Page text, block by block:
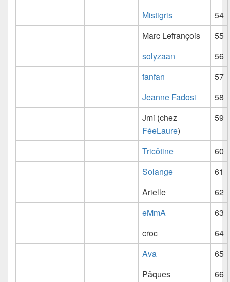
Mistigris
54
Marc Lefrançois
55
solyzaan
56
fanfan
57
Jeanne Fadosi
58
Jmi (chez
FéeLaure)
59
Tricôtine
60
Solange
61
Arielle
62
eMmA
63
croc
64
Ava
65
Pâques
66